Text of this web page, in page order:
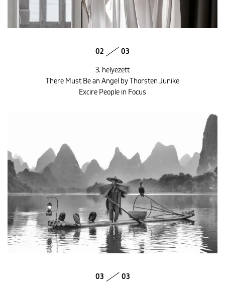
02 03
3. helyezett
There Must Be an Angel by Thorsten Junike
Excire People in Focus
03 03